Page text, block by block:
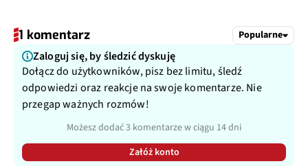
1 komentarz Popularne
Zaloguj się, by śledzić dyskuję
Dołącz do użytkowników, pisz bez limitu, śledź
odpowiedzi oraz reakcje na swoje komentarze. Nie
przegap ważnych rozmów!
Możesz dodać 3 komentarze w ciągu 14 dni
Załóż konto